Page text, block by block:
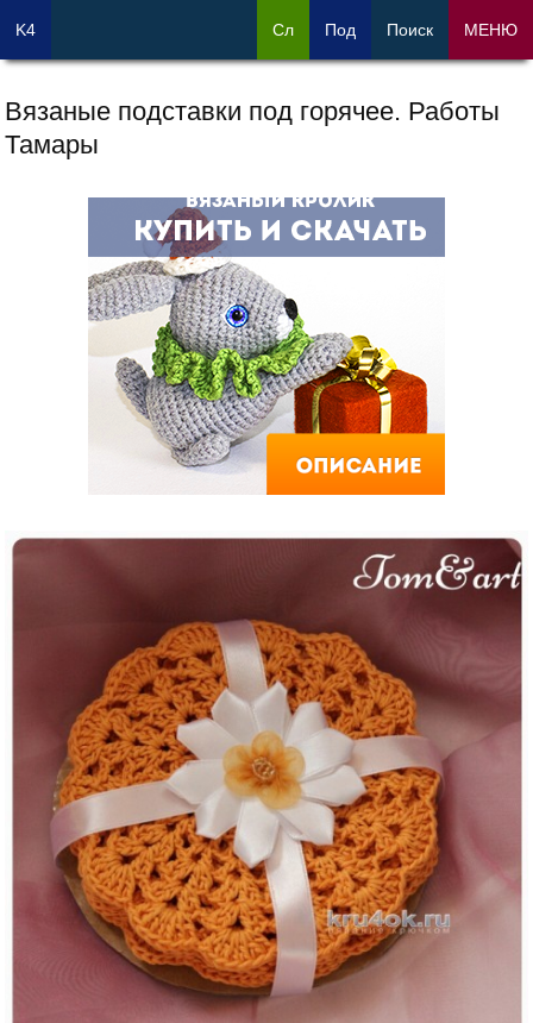
Вязаные подставки под горячее. Работы
Тамары
K4 Сл Под Поиск МЕНЮ